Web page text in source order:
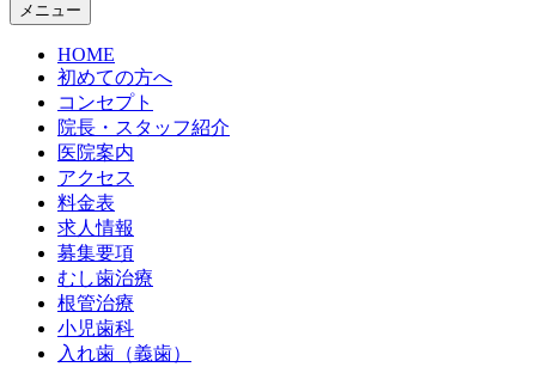
メニュー
HOME
初めての方へ
コンセプト
院長・スタッフ紹介
医院案内
アクセス
料金表
求人情報
募集要項
むし歯治療
根管治療
小児歯科
入れ歯（義歯）